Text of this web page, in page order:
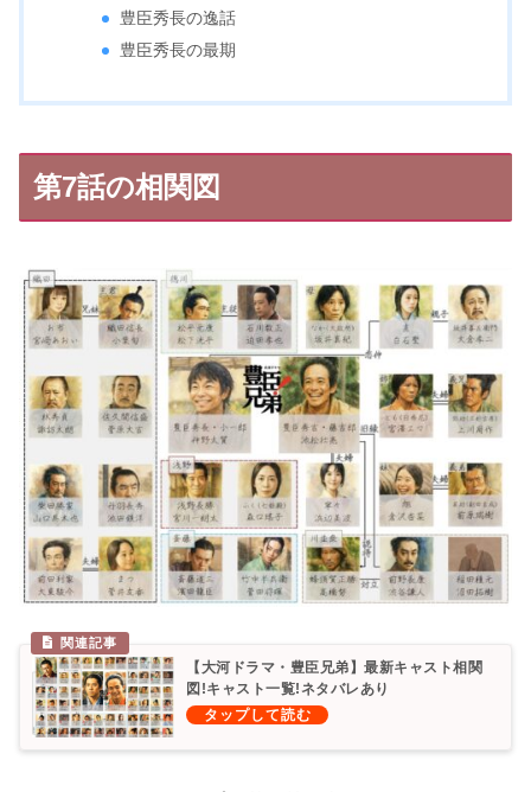
豊臣秀長の逸話
豊臣秀長の最期
第7話の相関図
【大河ドラマ・豊臣兄弟】最新キャスト相関
図!キャスト一覧!ネタバレあり